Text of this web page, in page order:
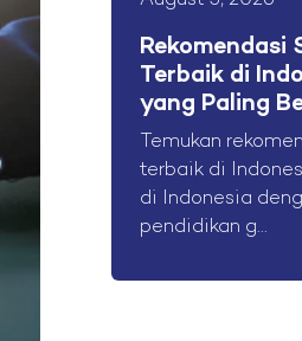
Rekomendasi
Terbaik di
yang Paling
Temukan
terbaik di
di Indonesia
pendidikan g...